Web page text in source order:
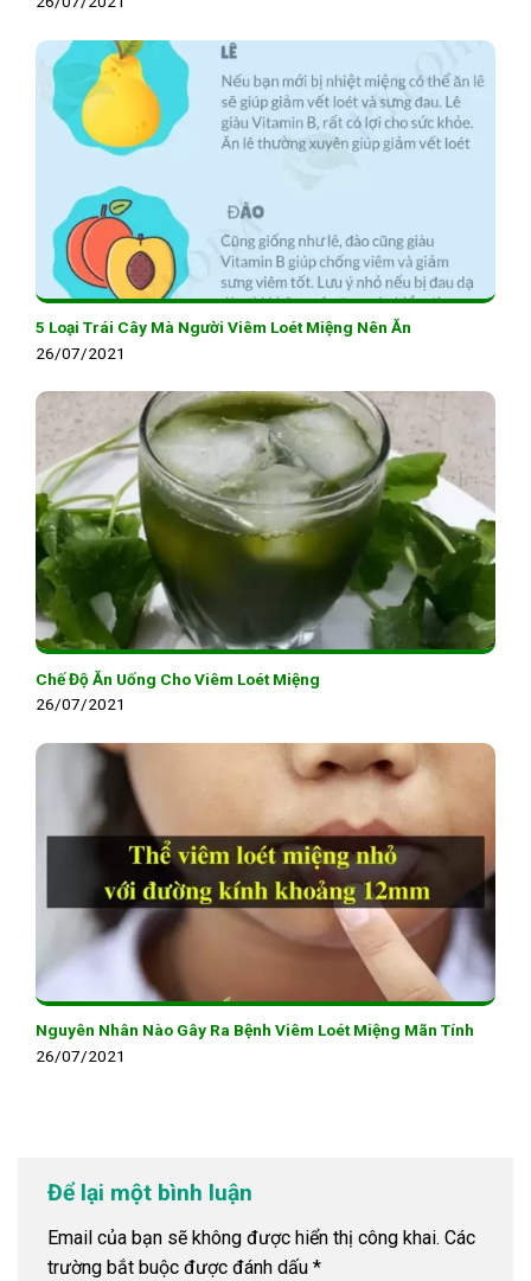
5 Loại Trái Cây Mà Người Viêm Loét Miệng Nên Ăn
26/07/2021
Chế Độ Ăn Uống Cho Viêm Loét Miệng
26/07/2021
Nguyên Nhân Nào Gây Ra Bệnh Viêm Loét Miệng Mãn Tính
26/07/2021
Để lại một bình luận
Email của bạn sẽ không được hiển thị công khai. Các
trường bắt buộc được đánh dấu *